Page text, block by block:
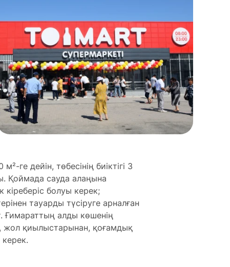
дейін, төбесінің биіктігі 3
Қоймада сауда алаңына
кіреберіс болуы керек;
тауарды түсіруге арналған
Ғимараттың алды көшенің
жол қиылыстарынан, қоғамдық
керек.